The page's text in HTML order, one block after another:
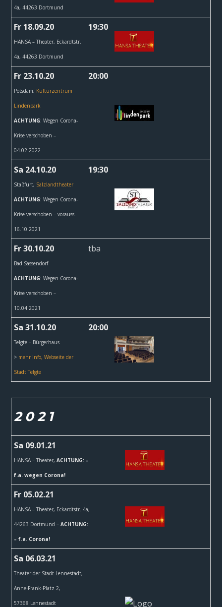
4a, 44263 Dortmund
Fr 18.09.20
HANSA – Theater, Eckardtstr.
4a, 44263 Dortmund
19:30
Fr 23.10.20
Potsdam, Kulturzentrum
Lindenpark
ACHTUNG: Wegen Corona-
Krise verschoben –
04.02.2022
20:00
Sa 24.10.20
Staßfurt, Salzlandtheater
ACHTUNG: Wegen Corona-
Krise verschoben – vorauss.
16.10.2021
19:30
Fr 30.10.20
Bad Sassendorf
ACHTUNG: Wegen Corona-
Krise verschoben –
10.04.2021
tba
Sa 31.10.20
Telgte – Bürgerhaus
> mehr Info, Webseite der
Stadt Telgte
20:00
2 0 2 1
Sa 09.01.21
HANSA – Theater,ACHTUNG: –
f.a. wegen Corona!
Fr 05.02.21
HANSA – Theater, Eckardtstr. 4a,
44263 Dortmund –ACHTUNG:
– f.a. Corona!
Sa 06.03.21
Theater der Stadt Lennestadt,
Anne-Frank-Platz 2,
57368 Lennestadt